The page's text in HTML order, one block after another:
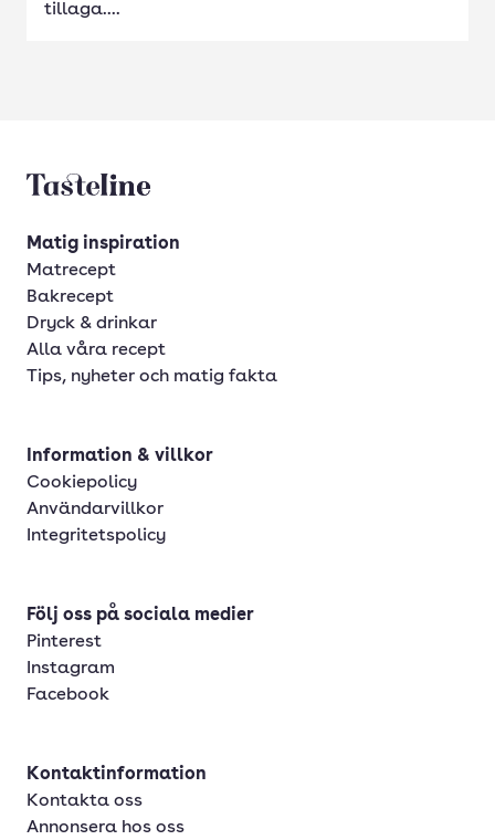
tillaga....
Tasteline startsida
Matig inspiration
Matrecept
Bakrecept
Dryck & drinkar
Alla våra recept
Tips, nyheter och matig fakta
Information & villkor
Cookiepolicy
Användarvillkor
Integritetspolicy
Följ oss på sociala medier
Pinterest
Instagram
Facebook
Kontaktinformation
Kontakta oss
Annonsera hos oss